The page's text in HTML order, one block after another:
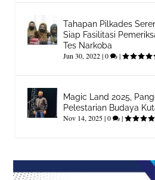
Tahapan Pilkades
Siap Fasilitasi
Tes Narkoba
Jun 30, 2022|0 |
Magic Land 2025,
Pelestarian Budaya
Nov 14, 2025|0 |